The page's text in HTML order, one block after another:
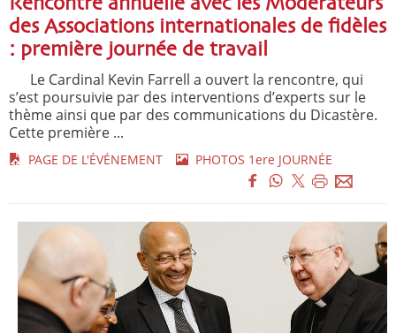
des Associations internationales de fidèles
: première journée de travail
Le Cardinal Kevin Farrell a ouvert la rencontre, qui
s’est poursuivie par des interventions d’experts sur le
thème ainsi que par des communications du Dicastère.
Cette première ...
PAGE DE L'ÉVÉNEMENT PHOTOS 1ere JOURNÉE